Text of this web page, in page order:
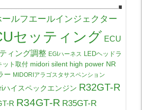
ールフエールインジェクター
セッティング ECU
ィング調整 EGIハーネス LEDヘッドラ
ット取付 midori silent high power NR
ー MIDORIアラゴスタサスペンション
ハイスペックエンジン R32GT-R
R R34GT-R R35GT-R